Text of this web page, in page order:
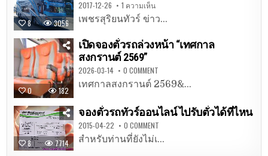
8 3056
2017-12-26 1 ความเห็น
เพชรสุริยนทัวร์ ข่าว...
0 182
เปิดจองตั๋วรถล่วงหน้า “เทศกาล
สงกรานต์ 2569”
2026-03-14 0 COMMENT
เทศกาลสงกรานต์ 2569&...
8 7714
จองตั๋วรถทัวร์ออนไลน์ ไปรับตั๋วได้ที่ไหน
2015-04-22 0 COMMENT
สำหรับท่านที่ยังไม่เ...